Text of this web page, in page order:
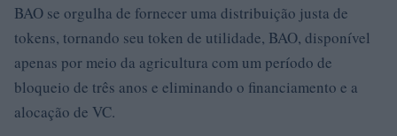
BAO se orgulha de fornecer uma distribuição justa de
tokens, tornando seu token de utilidade, BAO, disponível
apenas por meio da agricultura com um período de
bloqueio de três anos e eliminando o financiamento e a
alocação de VC.